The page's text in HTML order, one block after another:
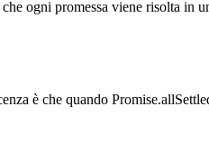
farti risparmiare un sacco di mal